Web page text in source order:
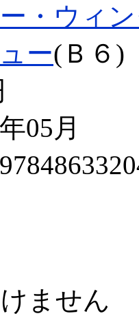
・ウィ
ー(Ｂ６)
05月
ません